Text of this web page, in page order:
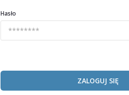
Hasło
ZALOGUJ SIĘ